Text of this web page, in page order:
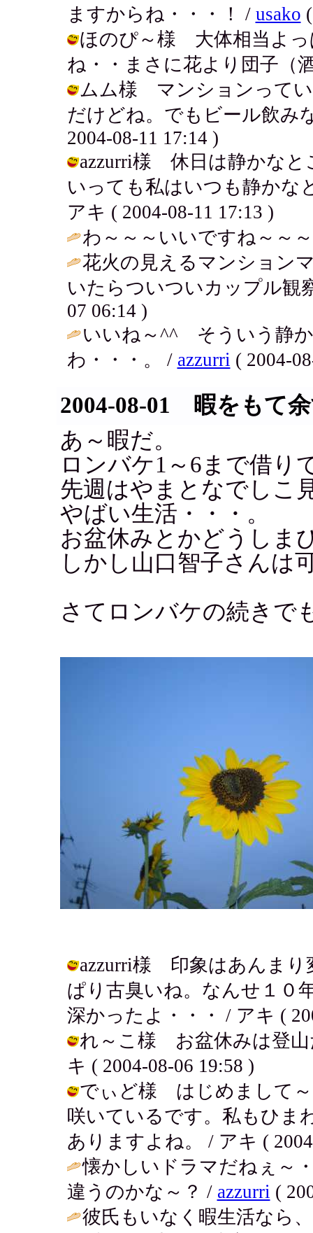
ますからね・・・！ / usako
ほのぴ～様 大体相当よっ
ね・・まさに花より団子（
ムム様 マンションって
だけどね。でもビール飲み
2004-08-11 17:14 )
azzurri様 休日は静かなと
いっても私はいつも静かな
アキ ( 2004-08-11 17:13 )
わ～～～いいですね～～
花火の見えるマンション
いたらついついカップル観
07 06:14 )
いいね～^^ そういう静
わ・・・。 / azzurri ( 2004-
2004-08-01 暇をもて
あ～暇だ。
ロンバケ1～6まで借り
先週はやまとなでしこ
やばい生活・・・。
お盆休みとかどうしま
しかし山口智子さんは
さてロンバケの続きで
azzurri様 印象はあんまり
ぱり古臭いね。なんせ１０
深かったよ・・・ / アキ (
れ～こ様 お盆休みは登山
キ ( 2004-08-06 19:58 )
でぃど様 はじめまして～
咲いているです。私もひま
ありますよね。 / アキ (
懐かしいドラマだねぇ～
違うのかな～？ / azzurri (
彼氏もいなく暇生活なら